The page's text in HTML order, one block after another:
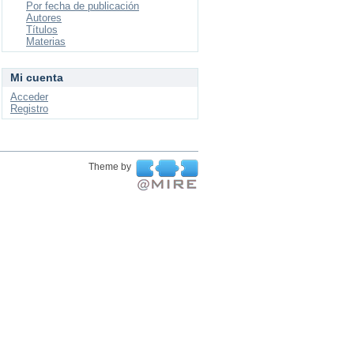
Por fecha de publicación
Autores
Títulos
Materias
Mi cuenta
Acceder
Registro
Theme by